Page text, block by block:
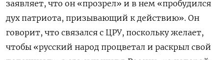
заявляет, что он «прозрел» и в нем «пробудился
дух патриота, призывающий к действию». Он
говорит, что связался с ЦРУ, поскольку желает,
чтобы «русский народ процветал и раскрыл свой